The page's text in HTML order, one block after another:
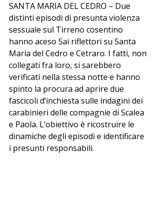
SANTA MARIA DEL CEDRO – Due
distinti episodi di presunta violenza
sessuale sul Tirreno cosentino
hanno aceso Sai riflettori su Santa
Maria del Cedro e Cetraro. I fatti, non
collegati fra loro, si sarebbero
verificati nella stessa notte e hanno
spinto la procura ad aprire due
fascicoli d’inchiesta sulle indagini dei
carabinieri delle compagnie di Scalea
e Paola. L’obiettivo è ricostruire le
dinamiche degli episodi e identificare
i presunti responsabili.